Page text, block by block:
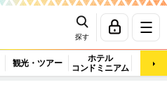
探す
観光・ツアー
ホテル
コンドミニアム
マッ